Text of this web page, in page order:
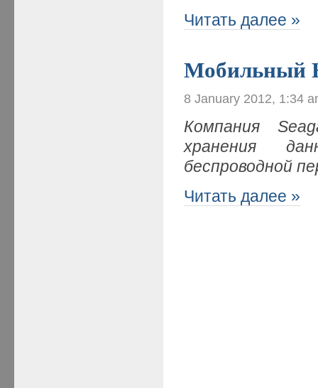
Читать далее »
Мобильный
8 January 2012, 1:34
Компания
хранения
беспроводной
Читать далее »